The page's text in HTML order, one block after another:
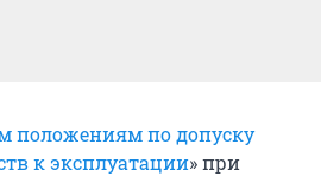
положениям по допуску
к эксплуатации» при